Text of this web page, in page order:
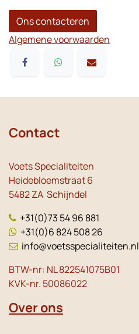
Ons contacteren
Algemene voorwaarden
Contact
Voets Specialiteiten
Heidebloemstraat 6
5482 ZA Schijndel
+31(0)73 54 96 881
+31(0)6 824 508 26
info@voetsspecialiteiten.nl
BTW-nr: NL 822541075B01
KVK-nr. 50086022
Over ons